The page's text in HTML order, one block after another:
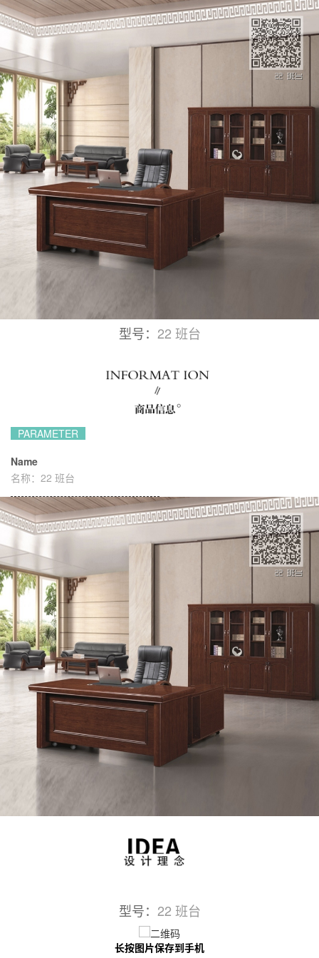
型号： 22 班台
PARAMETER
Name
名称： 22 班台
型号： 22 班台
长按图片保存到手机